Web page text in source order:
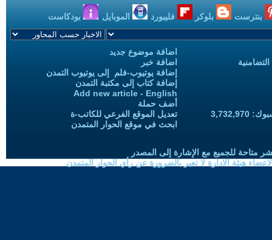
بنترست بلوكر فليبورد الموبايل بودكاست
اضافة موضوع جديد
اضافة خبر
إضافة يوتيوب-فلم إلى يوتيوب التمدن
إضافة كتاب إلى مكتبة التمدن
Add new article - English
أضف حملة
تعديل الموقع الفرعي للكاتب-ة
ابحث في موقع الحوار المتمدن
متاحة للجميع مع الإشارة إلى المصدر
هيئة الادارة لا تعبر بالضرورة عن رأي الحوار المتمدن